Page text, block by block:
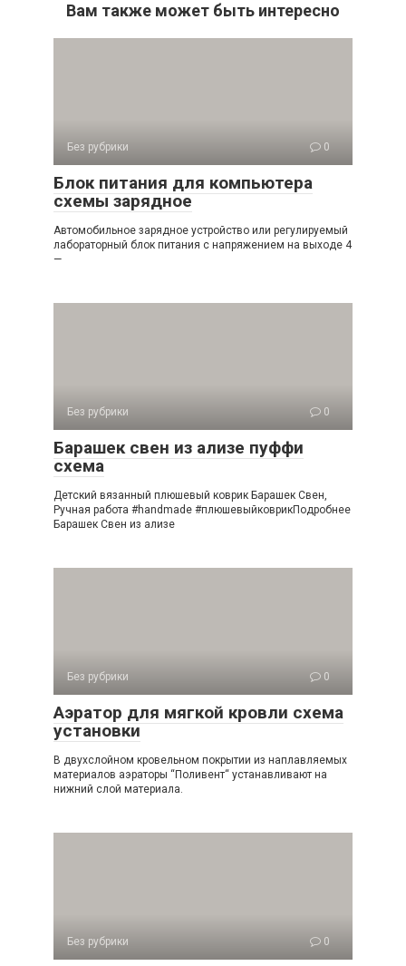
Вам также может быть интересно
Без рубрики 0
Блок питания для компьютера
схемы зарядное
Автомобильное зарядное устройство или регулируемый
лабораторный блок питания с напряжением на выходе 4
—
Без рубрики 0
Барашек свен из ализе пуффи
схема
Детский вязанный плюшевый коврик Барашек Свен,
Ручная работа #handmade #плюшевыйковрикПодробнее
Барашек Свен из ализе
Без рубрики 0
Аэратор для мягкой кровли схема
установки
В двухслойном кровельном покрытии из наплавляемых
материалов аэраторы “Поливент“ устанавливают на
нижний слой материала.
Без рубрики 0